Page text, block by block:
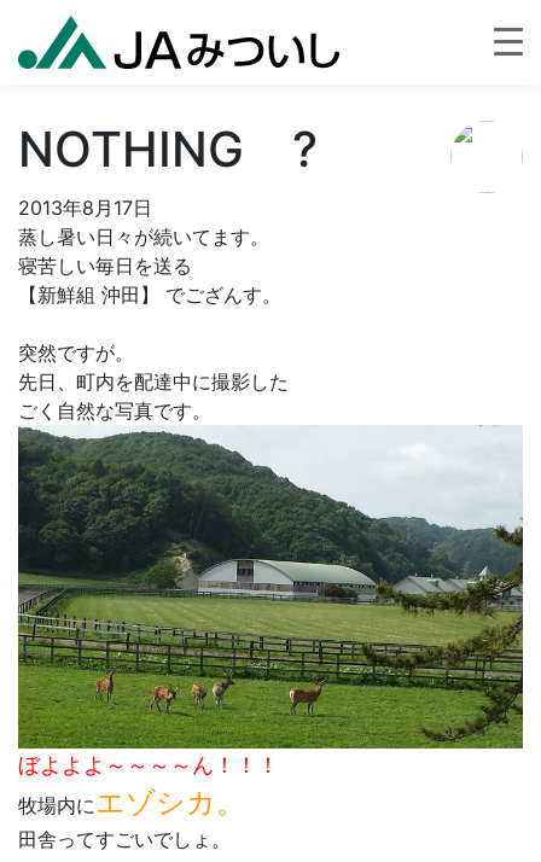
NOTHING ?
2013年8月17日
蒸し暑い日々が続いてます。
寝苦しい毎日を送る
【新鮮組 沖田】 でござんす。
突然ですが。
先日、町内を配達中に撮影した
ごく自然な写真です。
ぼよよよ～～～～ん！！！
牧場内にエゾシカ。
田舎ってすごいでしょ。